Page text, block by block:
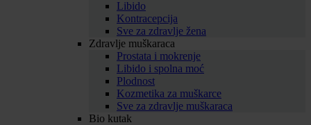
Libido
Kontracepcija
Sve za zdravlje žena
Zdravlje muškaraca
Prostata i mokrenje
Libido i spolna moć
Plodnost
Kozmetika za muškarce
Sve za zdravlje muškaraca
Bio kutak